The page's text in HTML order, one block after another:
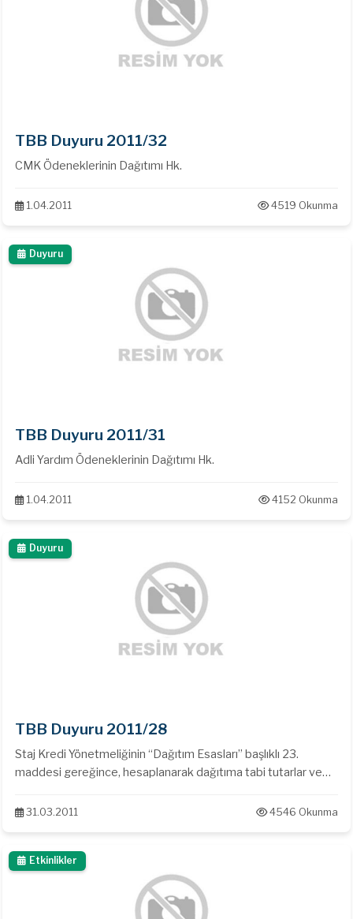
TBB Duyuru 2011/32
CMK Ödeneklerinin Dağıtımı Hk.
1.04.2011 4519 Okunma
Duyuru
TBB Duyuru 2011/31
Adli Yardım Ödeneklerinin Dağıtımı Hk.
1.04.2011 4152 Okunma
Duyuru
TBB Duyuru 2011/28
Staj Kredi Yönetmeliğinin “Dağıtım Esasları” başlıklı 23.
maddesi gereğince, hesaplanarak dağıtıma tabi tutarlar ve
31.03.2011 4546 Okunma
Etkinlikler